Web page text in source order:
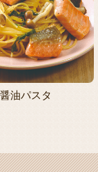
油パスタ